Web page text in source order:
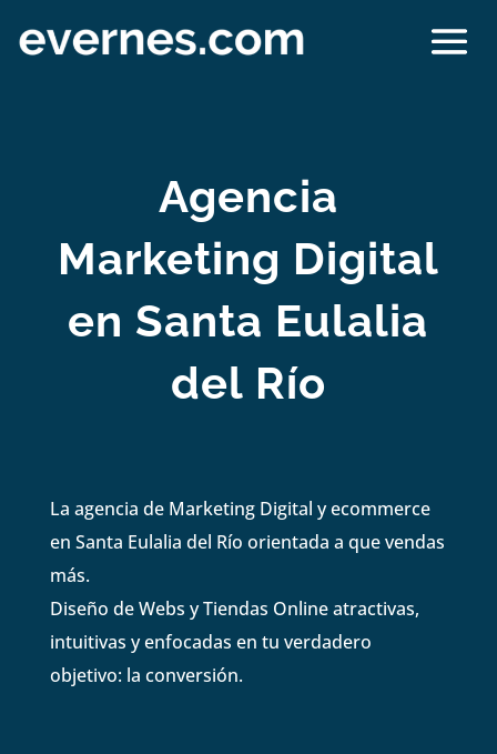
Agencia
Marketing Digital
en Santa Eulalia
del Río
La agencia de Marketing Digital y ecommerce
en Santa Eulalia del Río orientada a que vendas
más.
Diseño de Webs y Tiendas Online atractivas,
intuitivas y enfocadas en tu verdadero
objetivo: la conversión.